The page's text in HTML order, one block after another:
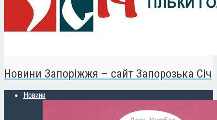
Новини Запоріжжя – сайт Запорозька Січ
Новини